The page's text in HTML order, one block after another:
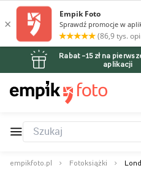
Rabat –15 zł na
aplikacji
empikfoto.pl Fotoksiążki